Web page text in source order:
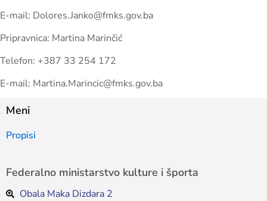
E-mail: Dolores.Janko@fmks.gov.ba
Pripravnica: Martina Marinčić
Telefon: +387 33 254 172
E-mail: Martina.Marincic@fmks.gov.ba
Meni
Propisi
Federalno ministarstvo kulture i športa
Obala Maka Dizdara 2